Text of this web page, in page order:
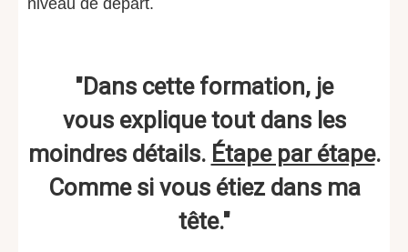
niveau de départ.
"Dans cette formation, je
vous explique tout dans les
moindres détails. Étape par étape.
Comme si vous étiez dans ma
tête."